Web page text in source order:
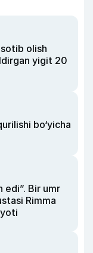
olish
yigit 20
bo‘yicha
edi”. Bir umr
Rimma